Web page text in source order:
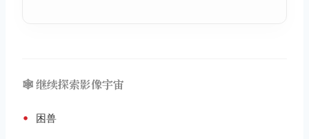
🕸️ 继续探索影像宇宙
• 困兽